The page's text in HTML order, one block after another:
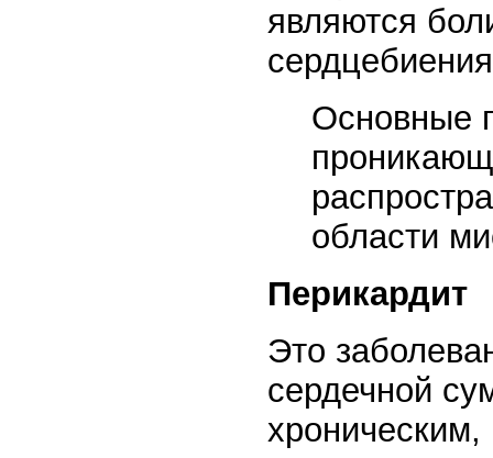
являются
Основные
области
Перикардит
Это
сердечной